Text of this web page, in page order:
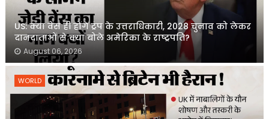
US: क्या वेंस ही होंगे ट्रंप के उत्तराधिकारी, 2028 चुनाव को लेकर
दानदाताओं से क्या बोले अमेरिका के राष्ट्रपति?
August 06, 2026
WORLD